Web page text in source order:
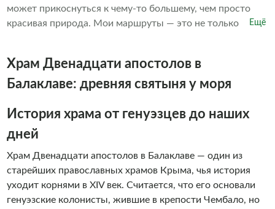
увлекательные экскурсии – Местные гиды, которые
любят свою работу – Возможность создания
Крымом особенным!
может прикоснуться к чему-то большему, чем просто
красивая природа. Мои маршруты — это не только
экстрим-практикам (в том числе по хождению по углям),
походные бани в горах, медитации на рассвете и закате,
просто посетить места, а прочувствовать его. Ощутить
Крым как живое пространство, приглашаю вас в
индивидуальный поход или на индивидуальную
экскурсию.
Ещё
Храм Двенадцати апостолов в
Балаклаве: древняя святыня у моря
История храма от генуэзцев до наших
дней
Храм Двенадцати апостолов в Балаклаве — один из
старейших православных храмов Крыма, чья история
уходит корнями в XIV век. Считается, что его основали
генуэзские колонисты, жившие в крепости Чембало, но